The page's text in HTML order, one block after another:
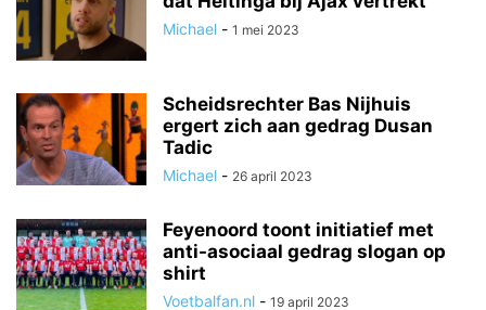
Michael - 1 mei 2023
Scheidsrechter Bas Nijhuis
ergert zich aan gedrag Dusan
Tadic
Michael - 26 april 2023
Feyenoord toont initiatief met
anti-asociaal gedrag slogan op
shirt
Voetbalfan.nl - 19 april 2023